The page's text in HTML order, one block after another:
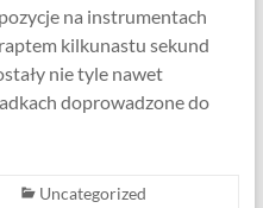
na instrumentach
kilkunastu sekund
nie tyle nawet
doprowadzone do
Uncategorized